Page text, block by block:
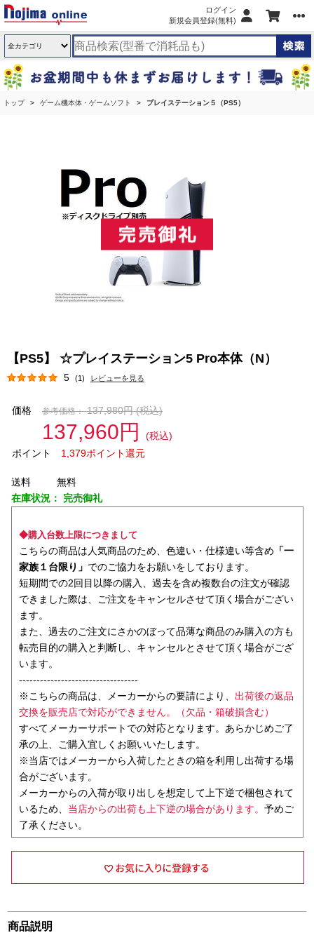
ログイン
新規会員登録(無料)
トップ ゲーム機本体・ゲームソフト プレイステーション５（PS5）
【PS5】 ☆プレイステーション5 Pro本体（N）
5 (1) レビューを見る
価格 参考価格： 137,980円(税込)
137,960円
(税込)
ポイント
1,379ポイント還元
送料
無料
在庫状況： 完売御礼
◆購入台数上限につきまして
こちらの商品は人気商品のため、色違い・仕様違い等含め 「一
家族１台限り」 でのご協力をお願いをしております。
短期間での2回目以降の購入、過去を含め複数台の注文が確認
できました際は、ご注文をキャンセルさせて頂く場合がござい
ます。
また、過去のご注文にさかのぼって品薄な商品のみ購入の方も
転売目的の購入と判断し、キャンセルとさせて頂く場合がござ
います。
----------------------------------
※こちらの商品は、メーカーからの要請により、 出荷後の返品
交換を販売店で対応ができません。（欠品・箱破損含む）
すべてメーカーサポートでの対応となります。あらかじめご了
承の上、ご購入宜しくお願いいたします。
※当店ではメーカーから入荷したときの箱を利用し出荷する場
合がございます。
メーカーからの入荷が取り出しを想定して上下逆で梱包されて
いるため、 当店からの出荷も上下逆の場合があります。 予めご
了承ください。
商品説明